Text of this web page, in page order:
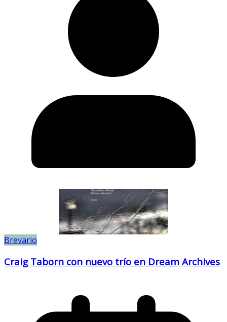
Brevario
Craig Taborn con nuevo trío en Dream Archives